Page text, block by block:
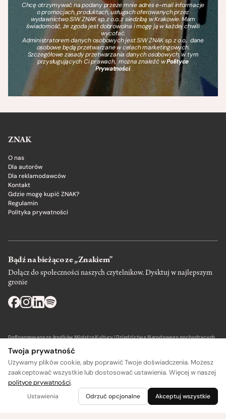
Chcę otrzymywać na podany przeze mnie adres e-mail informacje
o promocjach, produktach, usługach oferowanych przez
wydawnictwo SIW ZNAK sp. z o.o. z siedzibą w Krakowie. Mam
świadomość, że zgoda jest dobrowolna i mogę ją w każdej chwili
wycofać.
Administratorem danych osobowych jest SIW ZNAK sp. z o.o., dane
osobowe będą przetwarzane w celach marketingowych.
Szczegółowe zasady przetwarzania danych osobowych, w tym
przysługujących Ci prawach, można znaleźć wPolityce
Prywatności.
ZNAK
O nas
Dla autorów
Dla reklamodawców
Kontakt
Gdzie mogę kupić ZNAK?
Regulamin
Polityka prywatności
Bądź na bieżąco ze „Znakiem”
Dołącz do społeczności naszych czytelnikow. Dysktuj w najlepszym
gronie
Dofinansowano ze środków Ministra Kultury i Dziedzictwa Narodowego pochodzących
Wydawca: SIW Znak w Krakowie
Twoja prywatność
Używamy plików cookie, aby poprawić Twoje doświadczenia. Możesz
zaakceptować wszystkie lub dostosować ustawienia. Więcej w naszej
polityce prywatności.
Ustawienia Odrzuć opcjonalne Akceptuj wszystkie